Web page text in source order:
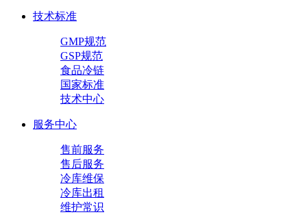
技术标准
GMP规范
GSP规范
食品冷链
国家标准
技术中心
服务中心
售前服务
售后服务
冷库维保
冷库出租
维护常识